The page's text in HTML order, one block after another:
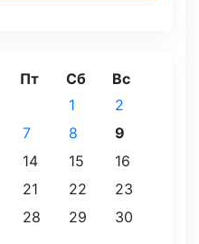
Пт Сб Вс
1
2
7 8
9
14 15
16
21 22
23
28 29
30